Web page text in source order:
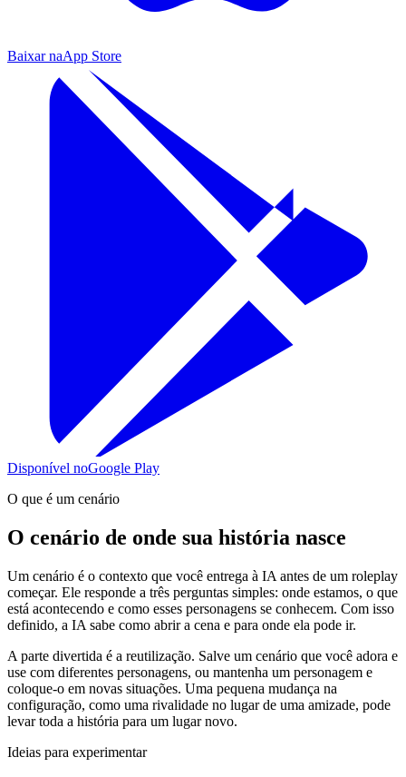
Baixar naApp Store
Disponível noGoogle Play
O que é um cenário
O cenário de onde sua história nasce
Um cenário é o contexto que você entrega à IA antes de um roleplay
começar. Ele responde a três perguntas simples: onde estamos, o que
está acontecendo e como esses personagens se conhecem. Com isso
definido, a IA sabe como abrir a cena e para onde ela pode ir.
A parte divertida é a reutilização. Salve um cenário que você adora e
use com diferentes personagens, ou mantenha um personagem e
coloque-o em novas situações. Uma pequena mudança na
configuração, como uma rivalidade no lugar de uma amizade, pode
levar toda a história para um lugar novo.
Ideias para experimentar